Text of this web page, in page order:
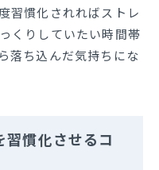
習慣化されればストレ
くりしていたい時間帯
落ち込んだ気持ちにな
慣化させるコ